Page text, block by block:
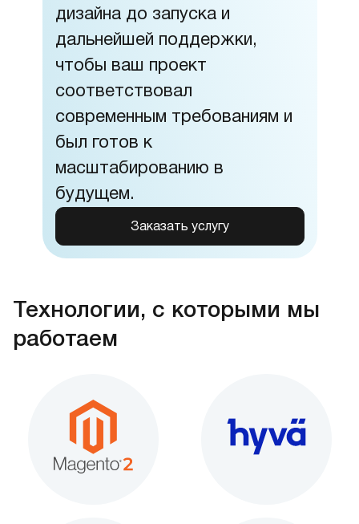
дизайна до запуска и
дальнейшей поддержки,
чтобы ваш проект
соответствовал
современным требованиям и
был готов к
масштабированию в
будущем.
Заказать услугу
Технологии, с которыми мы
работаем